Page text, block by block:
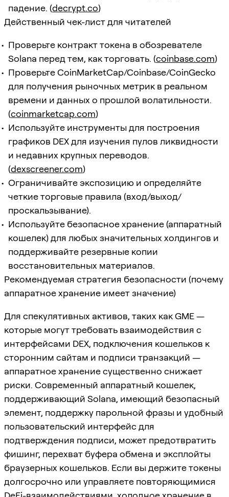
падение. (decrypt.co)
Действенный чек-лист для читателей
Проверьте контракт токена в обозревателе
Solana перед тем, как торговать. (coinbase.com)
Проверьте CoinMarketCap/Coinbase/CoinGecko
для получения рыночных метрик в реальном
времени и данных о прошлой волатильности.
(coinmarketcap.com)
Используйте инструменты для построения
графиков DEX для изучения пулов ликвидности
и недавних крупных переводов.
(dexscreener.com)
Ограничивайте экспозицию и определяйте
четкие торговые правила (вход/выход/
проскальзывание).
Используйте безопасное хранение (аппаратный
кошелек) для любых значительных холдингов и
поддерживайте резервные копии
восстановительных материалов.
Рекомендуемая стратегия безопасности (почему
аппаратное хранение имеет значение)
Для спекулятивных активов, таких как GME —
которые могут требовать взаимодействия с
интерфейсами DEX, подключения кошельков к
сторонним сайтам и подписи транзакций —
аппаратное хранение существенно снижает
риски. Современный аппаратный кошелек,
поддерживающий Solana, имеющий безопасный
элемент, поддержку парольной фразы и удобный
пользовательский интерфейс для
подтверждения подписи, может предотвратить
фишинг, перехват буфера обмена и эксплойты
браузерных кошельков. Если вы держите токены
долгосрочно или управляете повторяющимися